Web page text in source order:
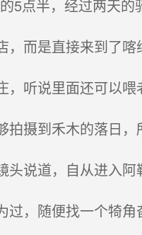
点半，经过两天的
而是直接来到了喀
听说里面还可以喂
摄到禾木的落日，
说道，自从进入阿
，随便找一个犄角